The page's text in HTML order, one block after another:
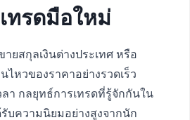
ทรดมือใหม่
ยสกุลเงินต่างประเทศ หรือ
ไหวของราคาอย่างรวดเร็ว
า กลยุทธ์การเทรดที่รู้จักกันใน
รับความนิยมอย่างสูงจากนัก